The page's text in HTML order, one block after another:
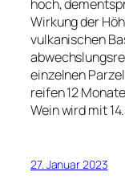
hoch,
Wirkung der
vulkanischen
einzelnen
reifen 12
Wein wird mit
27. Januar 2023